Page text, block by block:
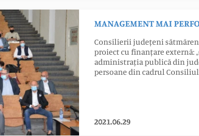
MANAGEMENT MAI
Consilierii județeni
proiect cu finanțare externă:
administrația publică din
persoane din cadrul
2021.06.29